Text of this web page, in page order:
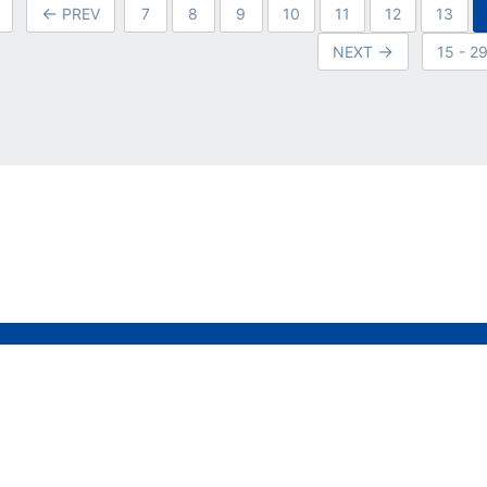
PREV 7 8 9 10 11 12 13
NEXT 15 - 29